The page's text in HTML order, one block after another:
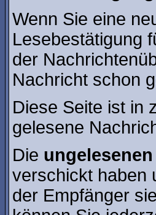
Wenn Sie eine
Lesebestätigung
der
Nachricht schon
Diese Seite ist in
gelesene
Die
verschickt haben
der Empfänger